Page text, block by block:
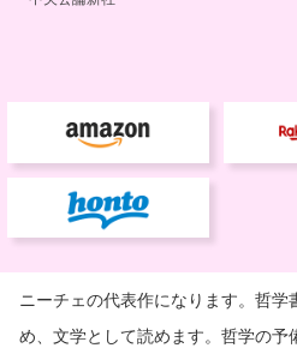
ニーチェの代表作になります。哲学
め、文学として読めます。哲学の予